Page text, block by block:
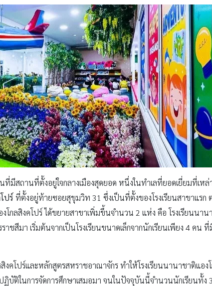
นที่มีสถานที่ตั้งอยู่ใจกลางเมืองสุดยอด หนึ่งในทำเลที่ยอดเยี่ยมที่เห
ปร์ ที่ตั้งอยู่ท้ายซอยสุขุมวิท 31 ซึ่งเป็นที่ตั้งของโรงเรียนสาขาแรก
กลสิงคโปร์ ได้ขยายสาขาเพิ่มขึ้นจำนวน 2 แห่ง คือ โรงเรียนนา
าชสีมา เริ่มต้นจากเป็นโรงเรียนขนาดเล็กจากนักเรียนเพียง 4 คน
คโปร์และหลักสูตรสหราชอาณาจักร ทำให้โรงเรียนนานาชาติแอง
บัติในการจัดการศึกษาเสมอมา จนในปัจจุบันนี้จำนวนนักเรียนทั้ง